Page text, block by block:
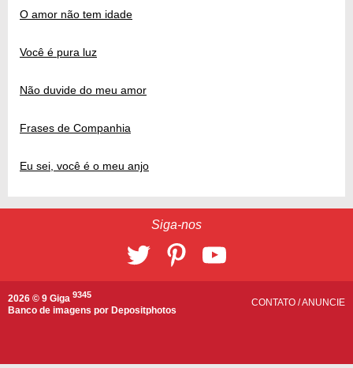
O amor não tem idade
Você é pura luz
Não duvide do meu amor
Frases de Companhia
Eu sei, você é o meu anjo
Siga-nos
2026 © 9 Giga 9345
Banco de imagens por Depositphotos
CONTATO /ANUNCIE